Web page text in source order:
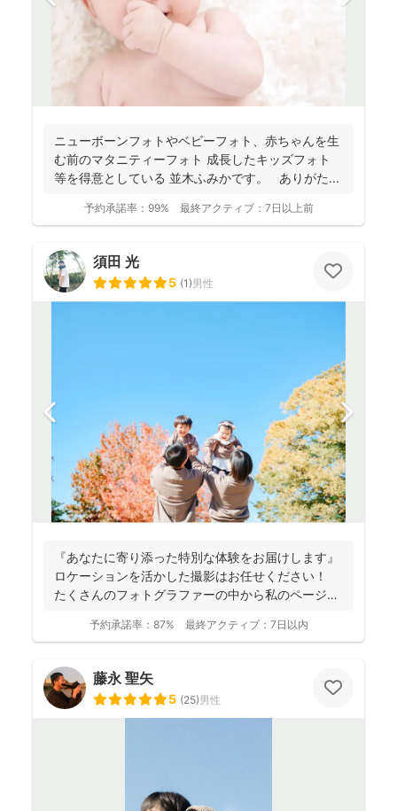
ニューボーンフォトやベビーフォト、赤ちゃんを生
む前のマタニティーフォト 成長したキッズフォト
等を得意としている 並木ふみかです。 ありがた...
予約承諾率： 99% 最終アクティブ： 7日以上前
須田 光
5 (1)男性
『あなたに寄り添った特別な体験をお届けします』
ロケーションを活かした撮影はお任せください！
たくさんのフォトグラファーの中から私のページに
予約承諾率： 87% 最終アクティブ： 7日以内
藤永 聖矢
5 (25)男性